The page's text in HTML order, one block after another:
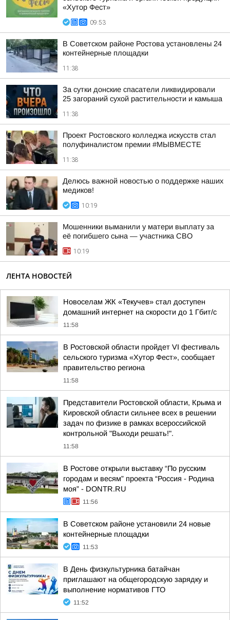
«Хутор Фест»
09:53
В Советском районе Ростова установлены 24
контейнерные площадки
11:38
За сутки донские спасатели ликвидировали
25 загораний сухой растительности и камыша
11:38
Проект Ростовского колледжа искусств стал
полуфиналистом премии #МЫВМЕСТЕ
11:38
Делюсь важной новостью о поддержке наших
медиков!
10:19
Мошенники выманили у матери выплату за
её погибшего сына — участника СВО
10:19
ЛЕНТА НОВОСТЕЙ
Новоселам ЖК «Текучев» стал доступен
домашний интернет на скорости до 1 Гбит/с
11:58
В Ростовской области пройдет VI фестиваль
сельского туризма «Хутор Фест», сообщает
правительство региона
11:58
Представители Ростовской области, Крыма и
Кировской области сильнее всех в решении
задач по физике в рамках всероссийской
контрольной "Выходи решать!".
11:58
В Ростове открыли выставку “По русским
городам и весям” проекта “Россия - Родина
моя” - DONTR.RU
11:56
В Советском районе установили 24 новые
контейнерные площадки
11:53
В День физкультурника батайчан
приглашают на общегородскую зарядку и
выполнение нормативов ГТО
11:52